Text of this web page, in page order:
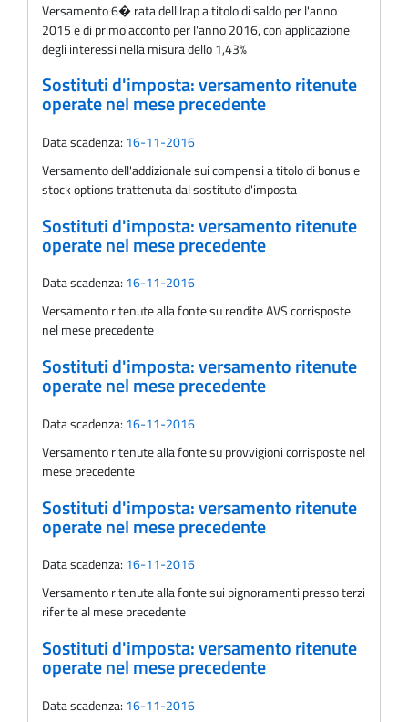
Versamento 6� rata dell'Irap a titolo di saldo per l'anno
2015 e di primo acconto per l'anno 2016, con applicazione
degli interessi nella misura dello 1,43%
Sostituti d'imposta: versamento ritenute
operate nel mese precedente
Data scadenza: 16-11-2016
Versamento dell'addizionale sui compensi a titolo di bonus e
stock options trattenuta dal sostituto d'imposta
Sostituti d'imposta: versamento ritenute
operate nel mese precedente
Data scadenza: 16-11-2016
Versamento ritenute alla fonte su rendite AVS corrisposte
nel mese precedente
Sostituti d'imposta: versamento ritenute
operate nel mese precedente
Data scadenza: 16-11-2016
Versamento ritenute alla fonte su provvigioni corrisposte nel
mese precedente
Sostituti d'imposta: versamento ritenute
operate nel mese precedente
Data scadenza: 16-11-2016
Versamento ritenute alla fonte sui pignoramenti presso terzi
riferite al mese precedente
Sostituti d'imposta: versamento ritenute
operate nel mese precedente
Data scadenza: 16-11-2016